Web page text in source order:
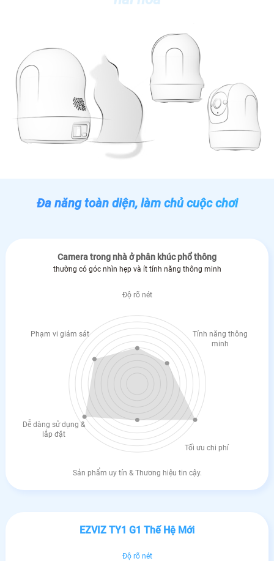
Đa năng toàn diện, làm chủ cuộc chơi
Camera trong nhà ở phân khúc phổ thông
thường có góc nhìn hẹp và ít tính năng thông minh
Độ rõ nét
Phạm vi giám sát
Dễ dàng sử dụng &
lắp đặt
Tính năng thông
minh
Tối ưu chi phí
Sản phẩm uy tín & Thương hiệu tin cậy.
EZVIZ TY1 G1 Thế Hệ Mới
Độ rõ nét